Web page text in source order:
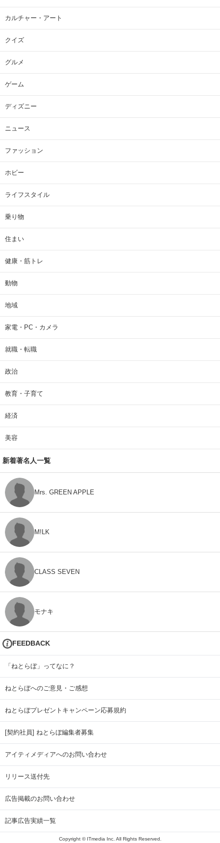
カルチャー・アート
クイズ
グルメ
ゲーム
ディズニー
ニュース
ファッション
ホビー
ライフスタイル
乗り物
住まい
健康・筋トレ
動物
地域
家電・PC・カメラ
就職・転職
政治
教育・子育て
経済
美容
新着著名人一覧
Mrs. GREEN APPLE
M!LK
CLASS SEVEN
モナキ
FEEDBACK
「ねとらぼ」ってなに？
ねとらぼへのご意見・ご感想
ねとらぼプレゼントキャンペーン応募規約
[契約社員] ねとらぼ編集者募集
アイティメディアへのお問い合わせ
リリース送付先
広告掲載のお問い合わせ
記事広告実績一覧
Copyright © ITmedia Inc. All Rights Reserved.